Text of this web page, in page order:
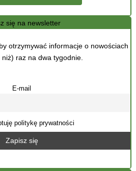
się na newsletter
otrzymywać informacje o nowościach
niż) raz na dwa tygodnie.
E-mail
politykę prywatności